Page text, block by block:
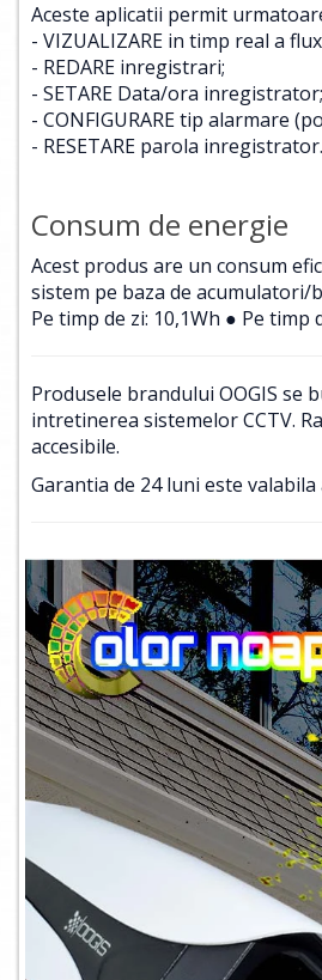
Aceste aplicatii permit
- VIZUALIZARE in timp real a
- REDARE inregistrari;
- SETARE Data/ora inregistrator;
- CONFIGURARE tip alarmare
- RESETARE parola inregistrator.
Consum de energie
Acest produs are un consum
sistem pe baza de
Pe timp de zi: 10,1Wh ● Pe
Produsele brandului OOGIS
intretinerea sistemelor CCTV.
accesibile.
Garantia de 24 luni este